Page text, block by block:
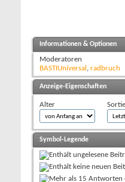
Informationen & Optionen
Moderatoren
BASTIUniversal , radbruch
Anzeige-Eigenschaften
Alter
Symbol-Legende